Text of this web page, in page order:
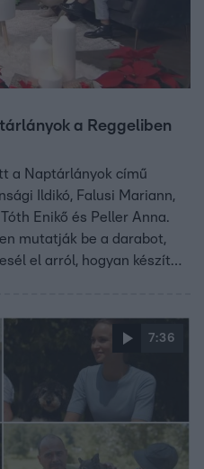
a Reggeliben
a Naptárlányok című
Ildikó, Falusi Mariann,
Enikő és Peller Anna.
mutatják be a darabot,
el arról, hogyan készít
és hogy minden karakter
olykor kegyetlen
hasonlóan. A
is teljesült egy álma:
készítettek róla.
7:36